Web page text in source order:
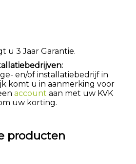
u 3 Jaar Garantie.
en/of installatiebedrijf in
komt u in aanmerking voor
account aan met uw KVK
uw korting.
producten